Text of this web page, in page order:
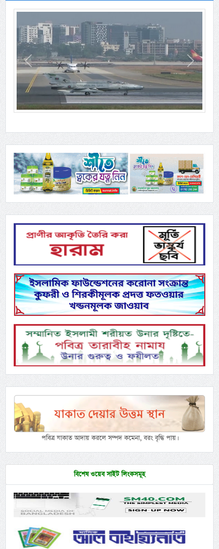
Previous Next
পবিত্র যাকাত আদায় করলে সম্পদ কমেনা, বরং বৃদ্ধি পায়।
বিশেষ ওয়েব সাইট লিংকসমূহ